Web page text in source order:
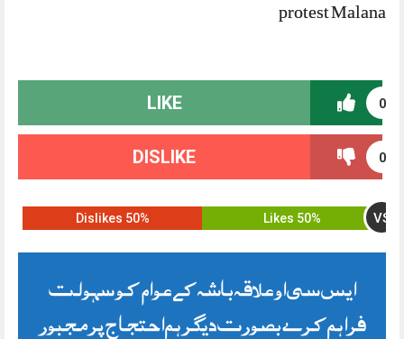
protest Malana
0
LIKE
0
DISLIKE
50% Likes VS
50% Dislikes
ایس سی او علاقہ باشہ کے عوام کو سہولت
فراہم کرے بصورت دیگر ہم احتجاج پر مجبور